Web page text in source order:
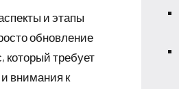
и этапы
обновление
который требует
внимания к